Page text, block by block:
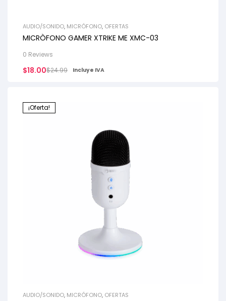
AUDIO/SONIDO, MICRÓFONO, OFERTAS
MICRÒFONO GAMER XTRIKE ME XMC-03
0 Reviews
$24.99
$18.00 Incluye IVA
¡Oferta!
AUDIO/SONIDO, MICRÓFONO, OFERTAS